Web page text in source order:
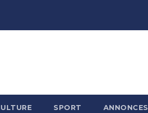
SPORT ANNONCES